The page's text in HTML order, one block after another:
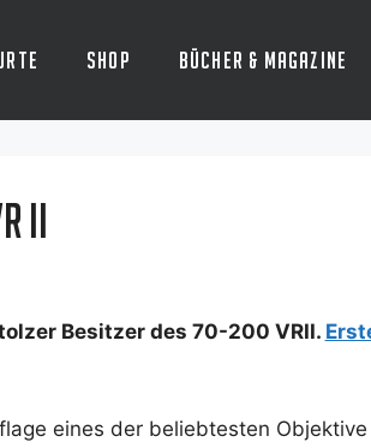
Shop Bücher & Magazine
II
Besit­zer des 70-200 VRII.
eines der belieb­tes­ten Objek­ti­ve